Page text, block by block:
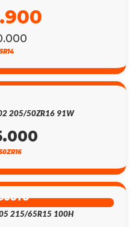
205/50ZR16 91W
215/65R15 100H